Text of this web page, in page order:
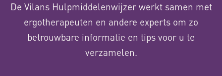
De Vilans Hulpmiddelenwijzer werkt samen met
ergotherapeuten en andere experts om zo
betrouwbare informatie en tips voor u te
verzamelen.